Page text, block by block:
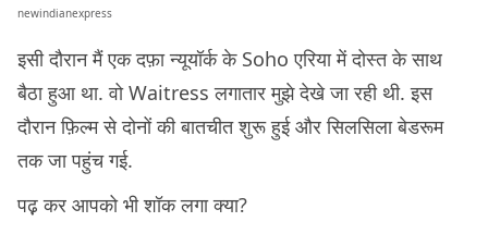
newindianexpress
इसी दौरान मैं एक दफ़ा न्यूयॉर्क के Soho एरिया में दोस्त के साथ
बैठा हुआ था. वो Waitress लगातार मुझे देखे जा रही थी. इस
दौरान फ़िल्म से दोनों की बातचीत शुरू हुई और सिलसिला बेडरूम
तक जा पहुंच गई.
पढ़़ कर आपको भी शॉक लगा क्या?